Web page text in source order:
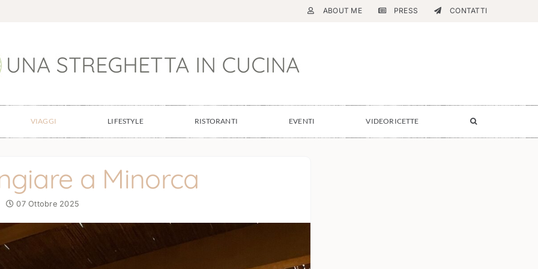
ABOUT ME PRESS CONTATTI
VIAGGI LIFESTYLE RISTORANTI EVENTI VIDEORICETTE
a Minorca
07 Ottobre 2025